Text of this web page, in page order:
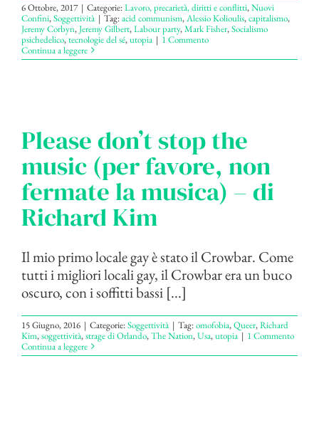
6 Ottobre, 2017 | Categorie:Lavoro, precarietà, diritti e conflitti,Nuovi
Confini,Soggettività | Tag:acid communism,Alessio Kolioulis,capitalismo,
Jeremy Corbyn,Jeremy Gilbert,Labour party,Mark Fisher,Socialismo
psichedelico,tecnologie del sé,utopia | 1 Commento
Continua a leggere
Please don’t stop the
music (per favore, non
fermate la musica) – di
Richard Kim
Il mio primo locale gay è stato il Crowbar. Come
tutti i migliori locali gay, il Crowbar era un buco
oscuro, con i soffitti bassi [...]
15 Giugno, 2016 | Categorie:Soggettività | Tag:omofobia,Queer,Richard
Kim,soggettività,strage di Orlando,The Nation,Usa,utopia | 1 Commento
Continua a leggere